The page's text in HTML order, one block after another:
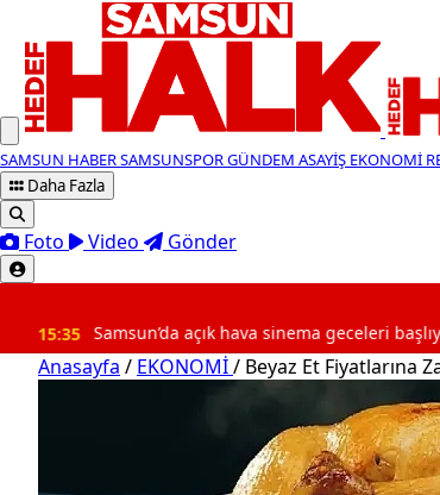
SAMSUN HABERSAMSUNSPORGÜNDEM ASAYİŞ EKONOMİ
Daha Fazla
Foto Video Gönder
Samsun’da açık hava sinema geceleri başlıyor
Anasayfa / EKONOMİ/ Beyaz Et Fiyatlarına